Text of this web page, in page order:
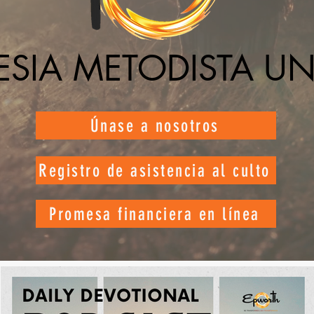
METODISTA
Únase a nosotros
Registro de asistencia al culto
Promesa financiera en línea